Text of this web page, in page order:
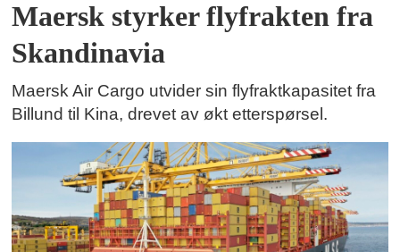
Maersk styrker flyfrakten fra
Skandinavia
Maersk Air Cargo utvider sin flyfraktkapasitet fra
Billund til Kina, drevet av økt etterspørsel.